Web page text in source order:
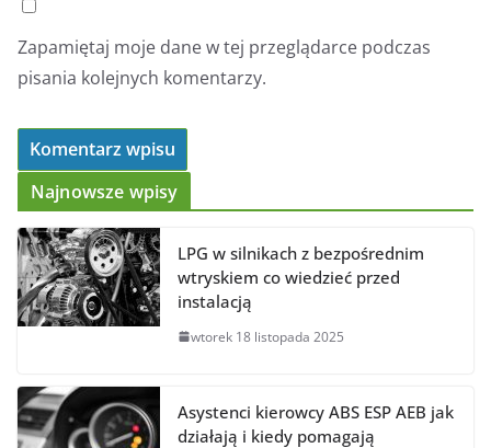
Zapamiętaj moje dane w tej przeglądarce podczas
pisania kolejnych komentarzy.
Najnowsze wpisy
LPG w silnikach z bezpośrednim
wtryskiem co wiedzieć przed
instalacją
wtorek 18 listopada 2025
Asystenci kierowcy ABS ESP AEB jak
działają i kiedy pomagają